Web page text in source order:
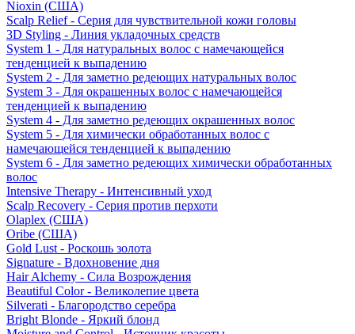
Nioxin (США)
Scalp Relief - Серия для чувствительной кожи головы
3D Styling - Линия укладочных средств
System 1 - Для натуральных волос с намечающейся
тенденцией к выпадению
System 2 - Для заметно редеющих натуральных волос
System 3 - Для окрашенных волос с намечающейся
тенденцией к выпадению
System 4 - Для заметно редеющих окрашенных волос
System 5 - Для химически обработанных волос с
намечающейся тенденцией к выпадению
System 6 - Для заметно редеющих химически обработанных
волос
Intensive Therapy - Интенсивный уход
Scalp Recovery - Серия против перхоти
Olaplex (США)
Oribe (США)
Gold Lust - Роскошь золота
Signature - Вдохновение дня
Hair Alchemy - Сила Возрождения
Beautiful Color - Великолепие цвета
Silverati - Благородство серебра
Bright Blonde - Яркий блонд